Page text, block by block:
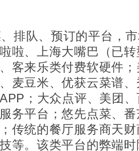
排队、预订的平台，
啦、上海大嘴巴（已
客来乐类付费软硬件
麦豆米、优获云菜谱
；大众点评、美团
务平台；悠先点菜、
传统的餐厅服务商天
等。该类平台的弊端